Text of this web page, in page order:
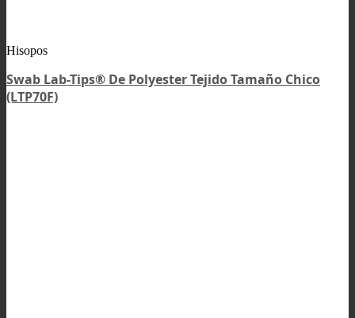
Hisopos
Swab Lab-Tips® De Polyester Tejido Tamaño Chico
(LTP70F)